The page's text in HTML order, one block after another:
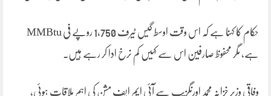
حکام کا کہنا ہے کہ اس وقت اوسط گیس ٹیرف 1,750 روپے فی MMBtu
ہے، مگر محفوظ صارفین اس سے کہیں کم نرخ ادا کر رہے ہیں۔
وفاقی وزیرِ خزانہ محمد اورنگزیب سے آئی ایم ایف مشن کی اہم ملاقات ہوئی،